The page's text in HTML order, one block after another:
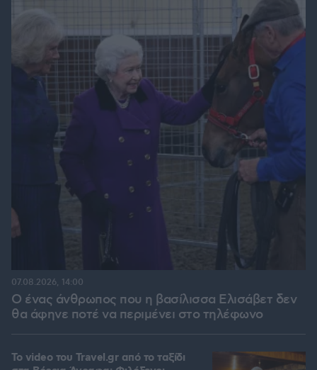
Ο ένας άνθρωπος που η βασίλισσα Ελισάβετ δεν
θα άφηνε ποτέ να περιμένει στο τηλέφωνο
07.08.2026, 14:00
To video του Travel.gr από το ταξίδι